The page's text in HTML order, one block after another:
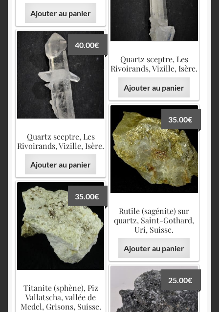
Ajouter au panier
Quartz sceptre, Les
Rivoirands, Vizille, Isère.
Ajouter au panier
Quartz sceptre, Les
Rivoirands, Vizille, Isère.
40.00€
Ajouter au panier
Rutile (sagénite) sur
quartz, Saint-Gothard,
Uri, Suisse.
35.00€
Ajouter au panier
Titanite (sphène), Piz
Vallatscha, vallée de
Medel, Grisons, Suisse.
35.00€
25.00€